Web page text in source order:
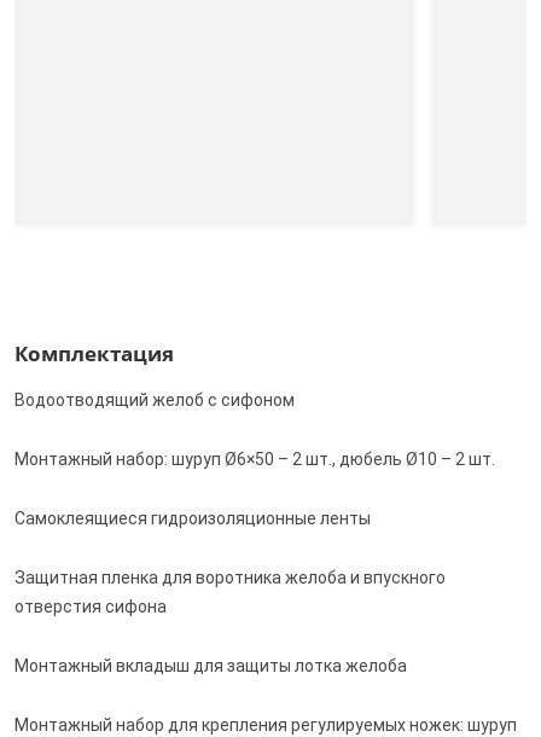
Комплектация
Водоотводящий желоб с сифоном
Монтажный набор: шуруп Ø6×50 – 2 шт., дюбель Ø10 – 2 шт.
Самоклеящиеся гидроизоляционные ленты
Защитная пленка для воротника желоба и впускного
отверстия сифона
Монтажный вкладыш для защиты лотка желоба
Монтажный набор для крепления регулируемых ножек: шуруп